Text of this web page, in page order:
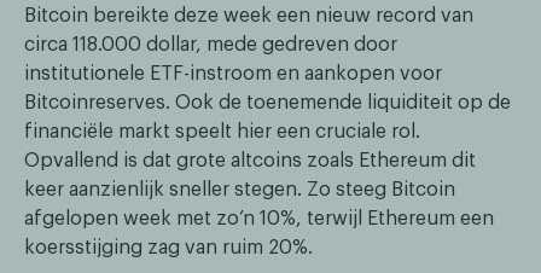
Bitcoin bereikte deze week een nieuw record van
circa 118.000 dollar, mede gedreven door
institutionele ETF-instroom en aankopen voor
Bitcoinreserves. Ook de toenemende liquiditeit op de
financiële markt speelt hier een cruciale rol.
Opvallend is dat grote altcoins zoals Ethereum dit
keer aanzienlijk sneller stegen. Zo steeg Bitcoin
afgelopen week met zo’n 10%, terwijl Ethereum een
koersstijging zag van ruim 20%.